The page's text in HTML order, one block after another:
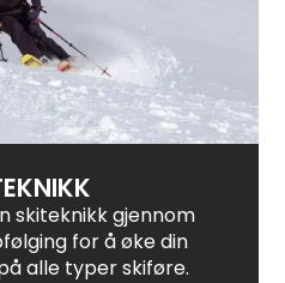
skiteknikk gjennom
for å øke din
alle typer skiføre.